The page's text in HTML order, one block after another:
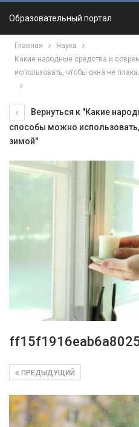
Образовательный портал
Главная
Наука
Какие народные средства и
использовать, чтобы окна не
Вернуться к "Какие
способы можно
зимой"
ПРЕДЫДУЩИЙ